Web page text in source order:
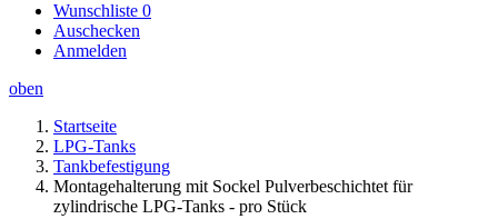
Wunschliste 0
Auschecken
Anmelden
oben
Startseite
LPG-Tanks
Tankbefestigung
Montagehalterung mit Sockel Pulverbeschichtet für
zylindrische LPG-Tanks - pro Stück